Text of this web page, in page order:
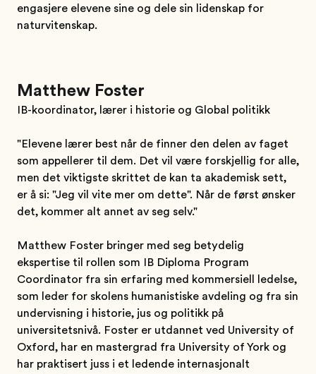
engasjere elevene sine og dele sin lidenskap for
naturvitenskap.
Matthew Foster
IB-koordinator, lærer i historie og Global politikk
"Elevene lærer best når de finner den delen av faget
som appellerer til dem. Det vil være forskjellig for alle,
men det viktigste skrittet de kan ta akademisk sett,
er å si: "Jeg vil vite mer om dette". Når de først ønsker
det, kommer alt annet av seg selv."
Matthew Foster bringer med seg betydelig
ekspertise til rollen som IB Diploma Program
Coordinator fra sin erfaring med kommersiell ledelse,
som leder for skolens humanistiske avdeling og fra sin
undervisning i historie, jus og politikk på
universitetsnivå. Foster er utdannet ved University of
Oxford, har en mastergrad fra University of York og
har praktisert juss i et ledende internasjonalt